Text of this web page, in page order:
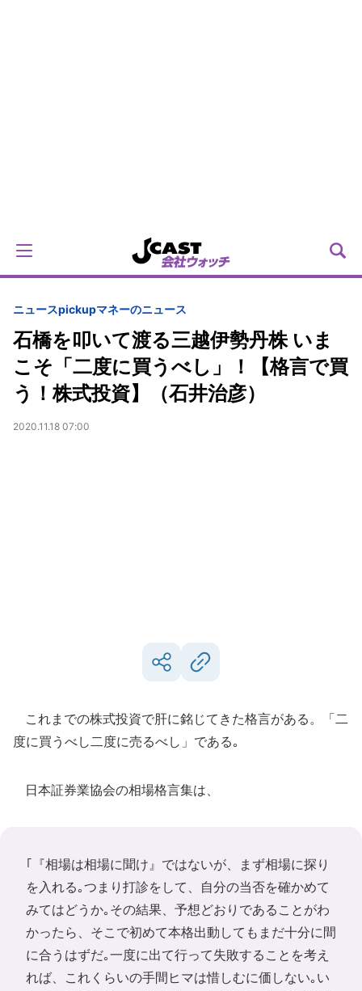
ニュースpickupマネーのニュース
石橋を叩いて渡る三越伊勢丹株 いま
こそ「二度に買うべし」！【格言で買
う！株式投資】（石井治彦）
2020.11.18 07:00
これまでの株式投資で肝に銘じてきた格言がある。「二
度に買うべし二度に売るべし」である｡
日本証券業協会の相場格言集は、
｢『相場は相場に聞け』ではないが、まず相場に探り
を入れる｡つまり打診をして、自分の当否を確かめて
みてはどうか｡その結果、予想どおりであることがわ
かったら、そこで初めて本格出動してもまだ十分に間
に合うはずだ｡一度に出て行って失敗することを考え
れば、これくらいの手間ヒマは惜しむに価しない｡い